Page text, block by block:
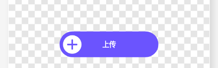
上传